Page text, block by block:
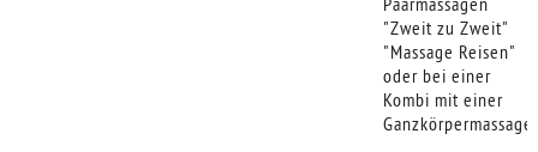
"Zweit zu Zweit"
"Massage Reisen"
oder bei einer
Kombi mit einer
Ganzkörpermassage